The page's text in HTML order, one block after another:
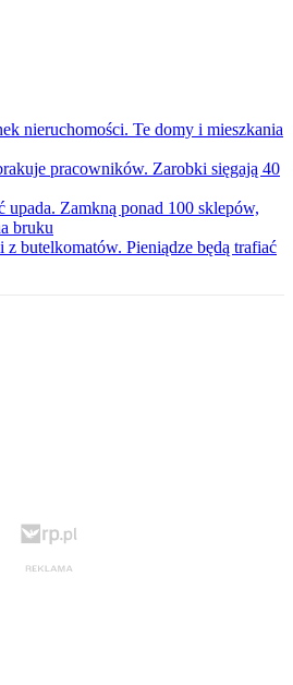
nieruchomości. Te domy i mieszkania
pracowników. Zarobki sięgają 40
upada. Zamkną ponad 100 sklepów,
bruku
butelkomatów. Pieniądze będą trafiać